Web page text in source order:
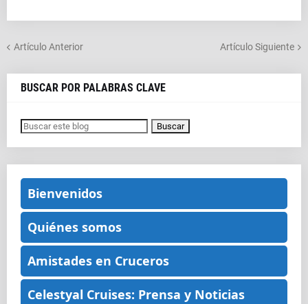
Artículo Anterior Artículo Siguiente
BUSCAR POR PALABRAS CLAVE
Bienvenidos
Quiénes somos
Amistades en Cruceros
Celestyal Cruises: Prensa y Noticias